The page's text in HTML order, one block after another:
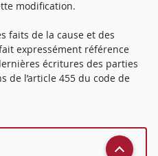
modification.
faits de la cause et des
expressément référence
écritures des parties
de l’article 455 du code de